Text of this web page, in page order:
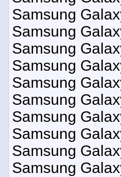
Samsung
Samsung
Samsung
Samsung
Samsung
Samsung
Samsung
Samsung
Samsung
Samsung